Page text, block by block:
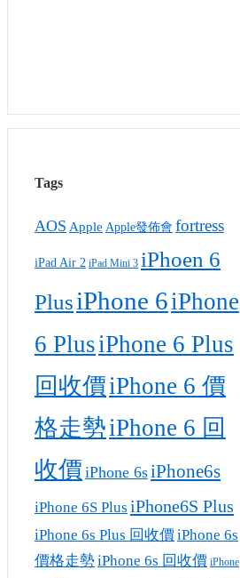
Tags
AOS Apple Apple發佈會 fortress
iPad Air 2 iPad Mini 3 iPhoen 6
PlusiPhone 6iPhone
6 PlusiPhone 6 Plus
回收價iPhone 6 價
格走勢iPhone 6 回
收價 iPhone 6siPhone6s
iPhone 6S Plus iPhone6S Plus
iPhone 6s Plus 回收價 iPhone 6s
價格走勢iPhone 6s 回收價 iPhone